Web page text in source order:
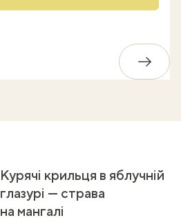
Курячі крильця в яблучній
глазурі — страва
на мангалі